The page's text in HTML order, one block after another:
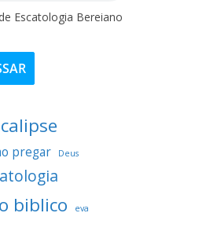
Escatologia Bereiano
pregar Deus
biblico eva